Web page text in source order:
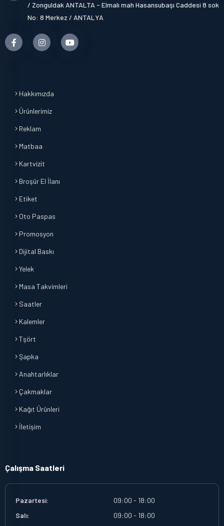
/ Zonguldak ANTALTA - Elmalı mah Hasansubaşı Caddesi 8 sok
No: 8 Merkez / ANTALYA
Hakkımızda
Ürünlerimiz
Reklam
Matbaa
Kartvizit
Broşür El İlanı
Etiket
Oto Paspas
Promosyon
Dijital Baskı
Yelek
Masa Takvimleri
Saatler
Kalemler
Tşört
Şapka
Anahtarlıklar
Çakmaklar
Kağıt Ürünleri
İletişim
Çalışma Saatleri
Pazartesi:
09:00 - 18:00
Salı:
09:00 - 18:00